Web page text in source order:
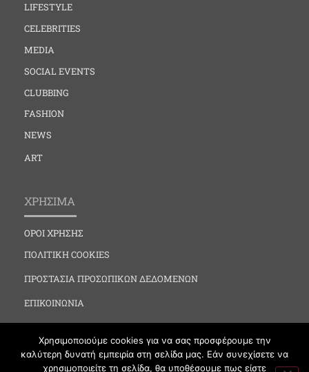
LIFESTYLE
CELEBRITIES
MEDIA
SOCIAL EVENTS
CLUBBING
FASHION
NEWS
ART
ΧΡΗΣΙΜΑ
ΟΡΟΙ ΧΡΗΣΗΣ
ΠΟΛΙΤΙΚΗ COOKIES
ΠΡΟΣΤΑΣΙΑ ΠΡΟΣΩΠΙΚΩΝ ΔΕΔΟΜΕΝΩΝ
ΕΠΙΚΟΙΝΩΝΙΑ
Χρησιμοποιούμε cookies για να σας προσφέρουμε την
καλύτερη δυνατή εμπειρία στη σελίδα μας. Εάν συνεχίσετε να
χρησιμοποιείτε τη σελίδα, θα υποθέσουμε πως είστε